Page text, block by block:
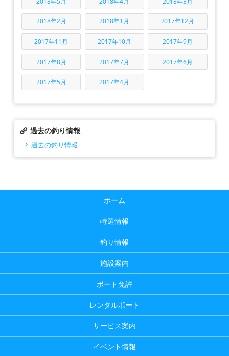
2018年2月 2018年1月 2017年12月
2017年11月 2017年10月 2017年9月
2017年8月 2017年7月 2017年6月
2017年5月 2017年4月
過去の釣り情報
過去の釣り情報
ホーム
特選情報
釣り情報
施設案内
ボート免許
レンタルボート
サービス案内
イベント情報